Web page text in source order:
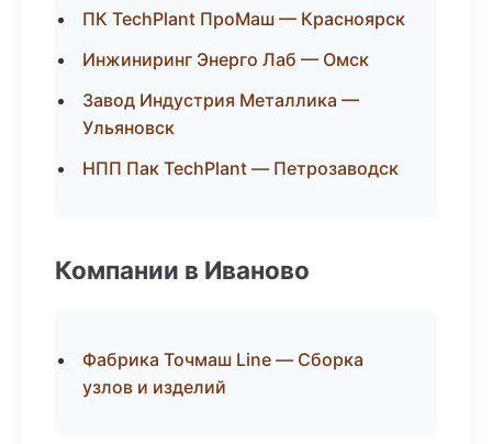
ПК TechPlant ПроМаш — Красноярск
Инжиниринг Энерго Лаб — Омск
Завод Индустрия Металлика —
Ульяновск
НПП Пак TechPlant — Петрозаводск
Компании в Иваново
Фабрика Точмаш Line — Сборка
узлов и изделий